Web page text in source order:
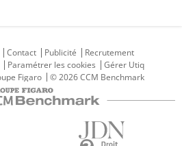
Contact Publicité
Recrutement
Paramétrer les cookies
Gérer Utiq
Figaro © 2026 CCM Benchmark